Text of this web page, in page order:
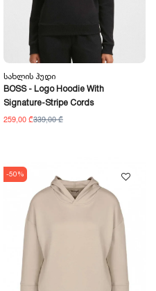
Სახლის Ჰუდი
BOSS - Logo Hoodie With
Signature-Stripe Cords
259,00 ₾339,00 ₾
-50%